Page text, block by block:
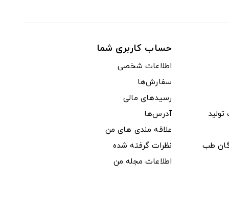
طب
حساب کاربری شما
اطلاعات شخصی
سفارش‌ها
رسیدهای مالی
آدرس‌ها
علاقه مندی های من
نظرات گرفته شده
اطلاعات مجله من